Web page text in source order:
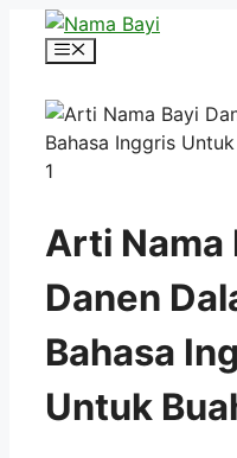
Langsung
Menu
Arti Nama
Danen
Bahasa
Untuk